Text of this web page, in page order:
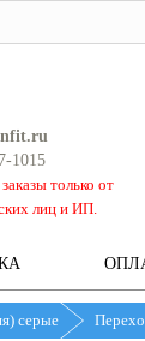
1015
только от
лиц и ИП.
серые